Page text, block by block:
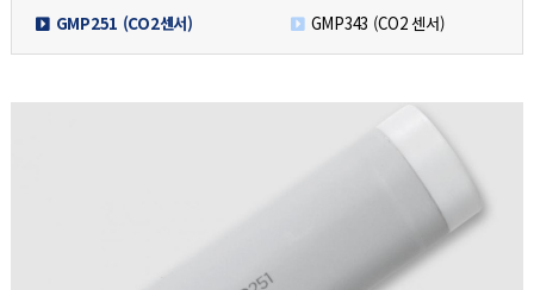
GMP251 (CO2센서)
GMP343 (CO2 센서)